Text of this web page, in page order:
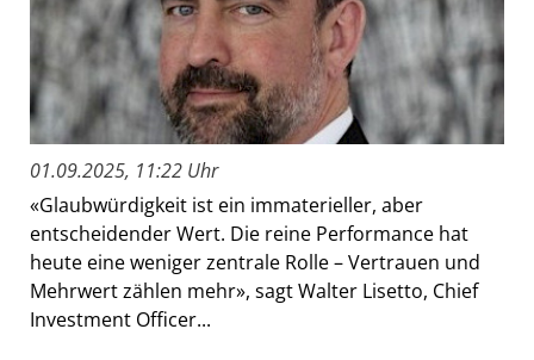
01.09.2025, 11:22 Uhr
«Glaubwürdigkeit ist ein immaterieller, aber
entscheidender Wert. Die reine Performance hat
heute eine weniger zentrale Rolle – Vertrauen und
Mehrwert zählen mehr», sagt Walter Lisetto, Chief
Investment Officer...